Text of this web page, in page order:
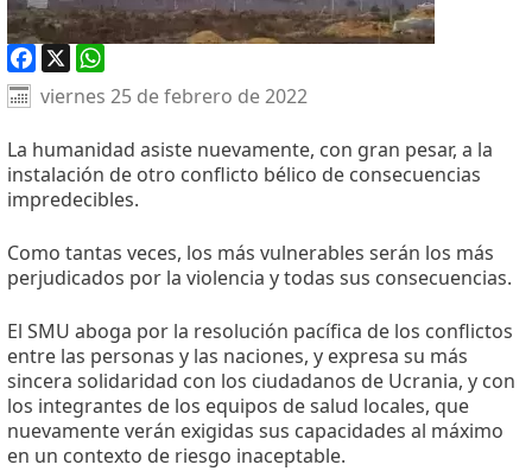
Facebook
X WhatsApp
viernes 25 de febrero de 2022
La humanidad asiste nuevamente, con gran pesar, a la
instalación de otro conflicto bélico de consecuencias
impredecibles.
Como tantas veces, los más vulnerables serán los más
perjudicados por la violencia y todas sus consecuencias.
El SMU aboga por la resolución pacífica de los conflictos
entre las personas y las naciones, y expresa su más
sincera solidaridad con los ciudadanos de Ucrania, y con
los integrantes de los equipos de salud locales, que
nuevamente verán exigidas sus capacidades al máximo
en un contexto de riesgo inaceptable.